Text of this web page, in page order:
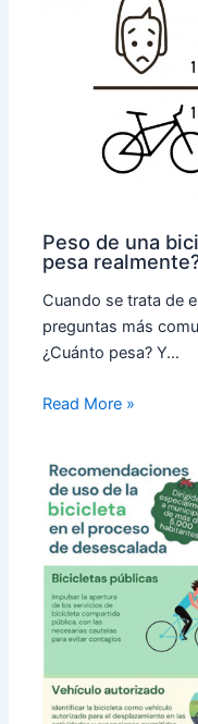
Peso de una
pesa
Cuando se trata de
preguntas más
¿Cuánto pesa? Y…
Read More »